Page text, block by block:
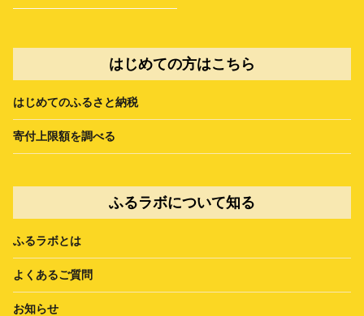
はじめての方はこちら
はじめてのふるさと納税
寄付上限額を調べる
ふるラボについて知る
ふるラボとは
よくあるご質問
お知らせ